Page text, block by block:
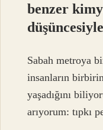
benzer
Sabah metroya
insanların
yaşadığını
arıyorum: tıpkı